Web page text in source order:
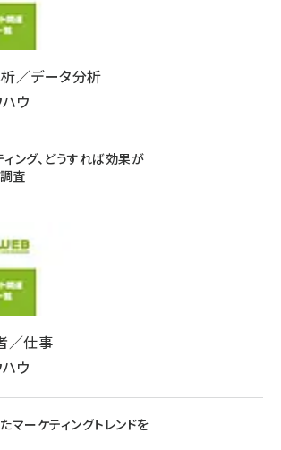
／データ分析
ウ
ング、どうすれば効果が
査
／仕事
ウ
マーケティングトレンドを